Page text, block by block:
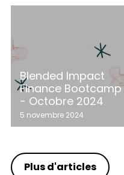
Blended Impact
Finance Bootcamp
- Octobre 2024
5 novembre 2024
Plus d'articles